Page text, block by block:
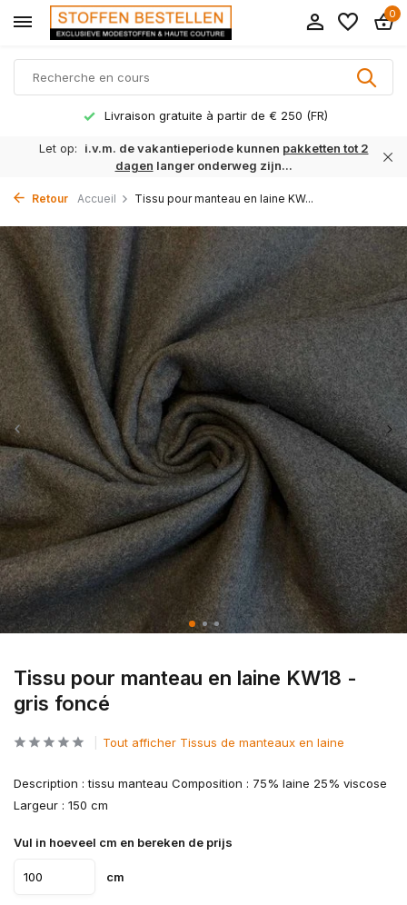
0
Livraison gratuite à partir de € 250 (FR)
Let op: i.v.m. de vakantieperiode kunnen pakketten tot 2
dagen langer onderweg zijn...
Retour Accueil Tissu pour manteau en laine KW...
Tissu pour manteau en laine KW18 -
gris foncé
Tout afficher Tissus de manteaux en laine
Description : tissu manteau Composition : 75% laine 25% viscose
Largeur : 150 cm
Vul in hoeveel cm en bereken de prijs
cm